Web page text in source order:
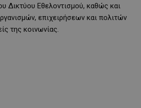
Δικτύου Εθελοντισμού, καθώς και
επιχειρήσεων και πολιτών
της κοινωνίας.